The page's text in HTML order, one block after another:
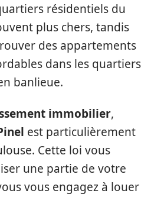
résidentiels du
plus chers, tandis
des appartements
dans les quartiers
banlieue.
immobilier,
est particulièrement
Cette loi vous
une partie de votre
vous engagez à louer